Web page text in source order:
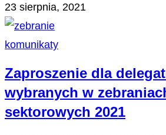
23 sierpnia, 2021
komunikaty
Zaproszenie dla
wybranych w
sektorowych 2021